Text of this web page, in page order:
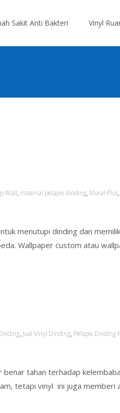
Sakit Anti Bakteri Vinyl
Wall, material pelapis dinding, Mural Plus,
menutupi dinding dan
Wallpaper custom atau
, Jual Vinyl Dinding, Pelapis Dinding
tahan terhadap
tetapi vinyl ini juga memberi